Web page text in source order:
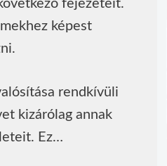
fejezeteit.
képest
rendkívüli
kizárólag annak
Ez…